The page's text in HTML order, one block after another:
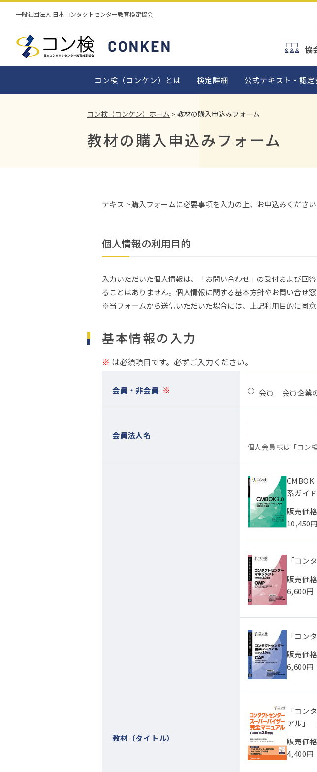
一般社団法人 日本コンタクトセンター教育検定協会
協
コン検（コンケン）とは 検定詳細 公式テキスト・認定
受検申込みについて
公式テキスト・
企業導入事例一覧
資格の認定と更新
コン検（コンケン）ホーム 教材の購入申込みフォーム
教材の購入申込みフォーム
テキスト購入フォームに必要事項を入力の上、お申込みください
個人情報の利用目的
入力いただいた個人情報は、「お問い合わせ」の受付および回
ることはありません。個人情報に関する基本方針やお問い合せ
※当フォームから送信いただいた場合には、上記利用目的に同意
基本情報の入力
※ は必須項目です。必ずご入力ください。
会員・非会員 ※ 会員 会員企業
会員法人名
個人会員様は「コン
教材（タイトル）
CMBOK
系ガイ
販売価
10,450円
「コン
販売価
6,600円
「コン
販売価
6,600円
「コ
アル」
販売価
4,400円